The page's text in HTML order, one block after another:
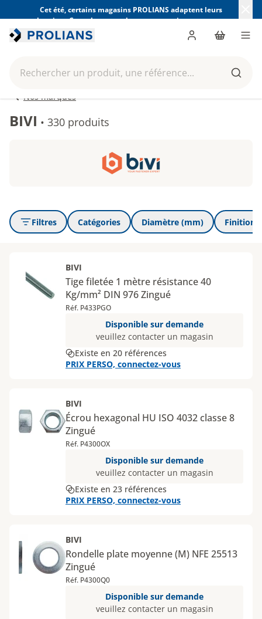
Cet été, certains magasins PROLIANS adaptent leurs
horaires. Consultez ceux de votre magasin avant votre
visite.
Rechercher un produit, une référence...
Panier
Nos marques
BIVI • 330 produits
Filtres Catégories Diamètre (mm) Finition
BIVI
Tige filetée 1 mètre résistance 40
Kg/mm² DIN 976 Zingué
Réf. P433PGO
Disponible sur demande
veuillez contacter un magasin
Existe en 20 références
PRIX PERSO, connectez-vous
BIVI
Écrou hexagonal HU ISO 4032 classe 8
Zingué
Réf. P4300OX
Disponible sur demande
veuillez contacter un magasin
Existe en 23 références
PRIX PERSO, connectez-vous
BIVI
Rondelle plate moyenne (M) NFE 25513
Zingué
Réf. P4300Q0
Disponible sur demande
veuillez contacter un magasin